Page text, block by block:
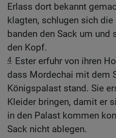
Erlass dort bekannt
klagten, schlugen sich
banden den Sack um und
den Kopf.
4 Ester erfuhr von ihren
dass Mordechai mit dem
Königspalast stand. Sie
Kleider bringen, damit er
in den Palast kommen
Sack nicht ablegen.